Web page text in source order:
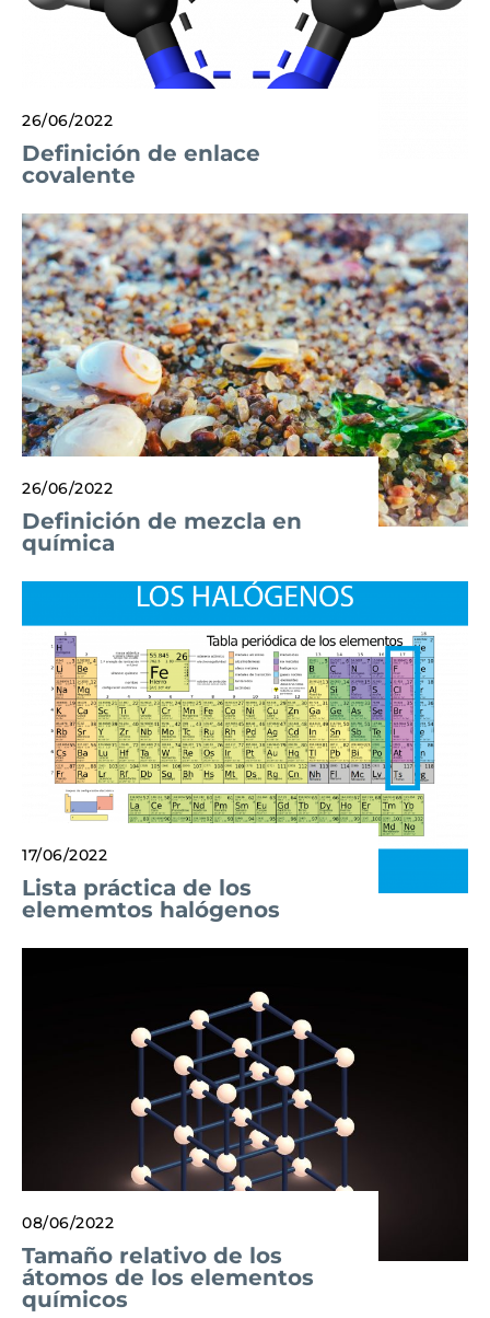
26/06/2022
Definición de enlace
covalente
26/06/2022
Definición de mezcla en
química
17/06/2022
Lista práctica de los
elememtos halógenos
08/06/2022
Tamaño relativo de los
átomos de los elementos
químicos